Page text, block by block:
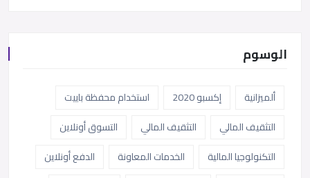
الوسوم
ألميزانية إكسبو 2020
استخدام محفظة باييت
التثقيف المالي
التثقيف المالي
التسوق أونلاين
التكنولوجيا المالية
الخدمات المعاونة
الدفع أونلاين